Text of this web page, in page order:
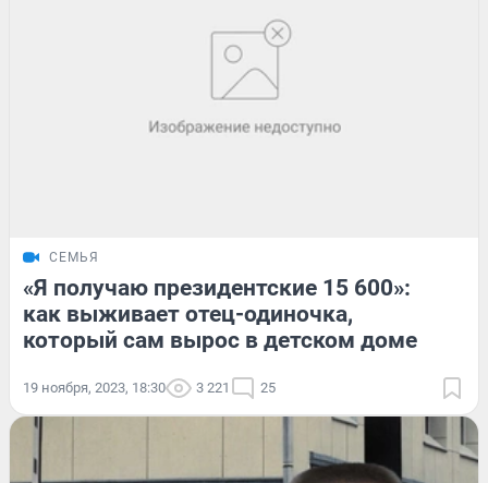
СЕМЬЯ
«Я получаю президентские 15 600»:
как выживает отец-одиночка,
который сам вырос в детском доме
19 ноября, 2023, 18:30 3 221 25